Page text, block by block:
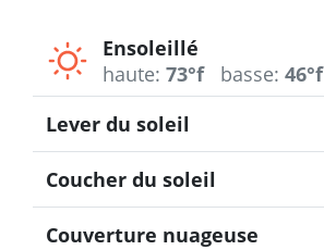
Ensoleillé
haute: 73°f basse: 46°f
Lever du soleil
Coucher du soleil
Couverture nuageuse